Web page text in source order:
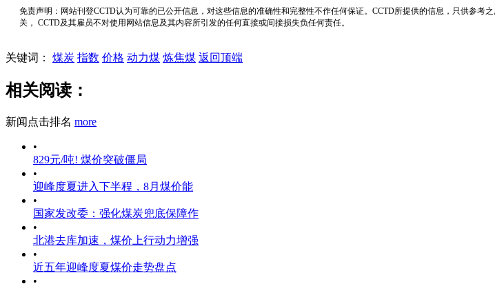
免责声明：网站刊登CCTD认为可靠的已公开信息，对这些信息的准确性和完整性不作任何保证。CCTD所提供的信息，只供参
关， CCTD及其雇员不对使用网站信息及其内容所引发的任何直接或间接损失负任何责任。
关键词： 煤炭 指数 价格 动力煤 炼焦煤 返回顶端
相关阅读：
新闻点击排名 more
•
829元/吨! 煤价突破僵局
•
迎峰度夏进入下半程，8月煤价能
•
国家发改委：强化煤炭兜底保障作
•
北港去库加速，煤价上行动力增强
•
近五年迎峰度夏煤价走势盘点
•